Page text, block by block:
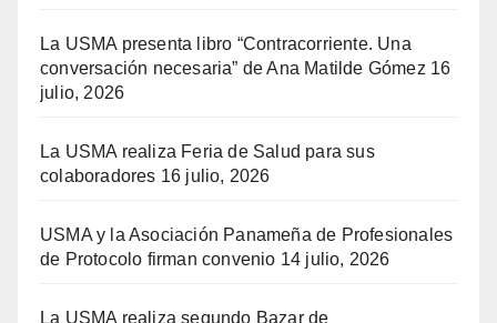
La USMA presenta libro “Contracorriente. Una
conversación necesaria” de Ana Matilde Gómez 16
julio, 2026
La USMA realiza Feria de Salud para sus
colaboradores 16 julio, 2026
USMA y la Asociación Panameña de Profesionales
de Protocolo firman convenio 14 julio, 2026
La USMA realiza segundo Bazar de